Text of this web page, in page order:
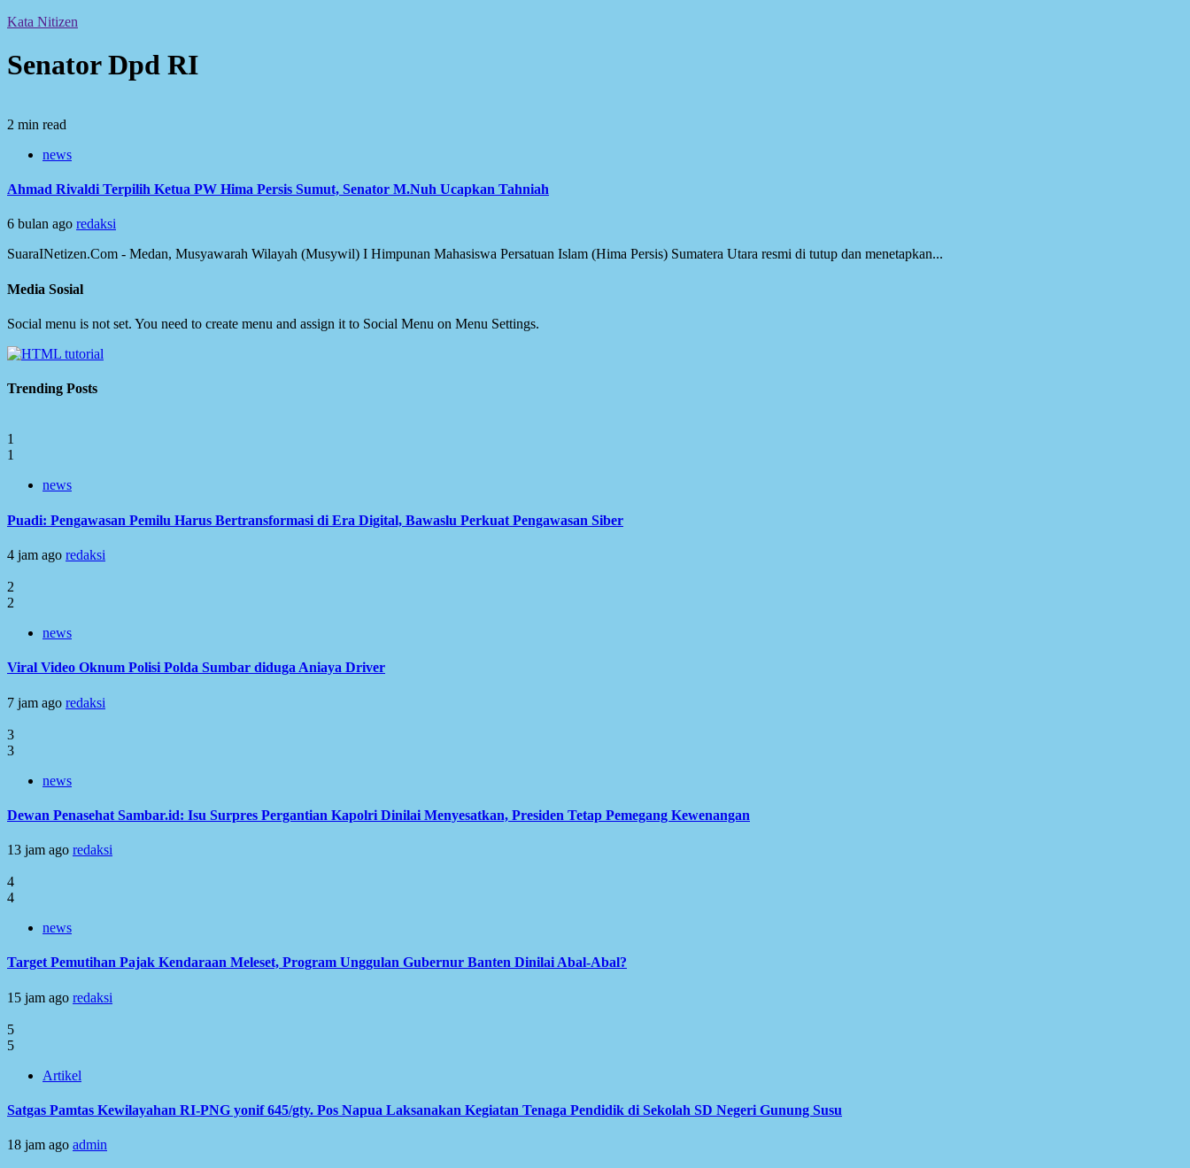
Kata Nitizen
Senator Dpd RI
2 min read
news
Ahmad Rivaldi Terpilih Ketua PW Hima Persis Sumut, Senator M.Nuh Ucapkan Tahniah
6 bulan ago redaksi
SuaraINetizen.Com - Medan, Musyawarah Wilayah (Musywil) I Himpunan Mahasiswa Persatuan Islam (Hima Persis) Sumatera Utara resmi di tutup dan menetapkan...
Media Sosial
Social menu is not set. You need to create menu and assign it to Social Menu on Menu Settings.
Trending Posts
1
1
news
Puadi: Pengawasan Pemilu Harus Bertransformasi di Era Digital, Bawaslu Perkuat Pengawasan Siber
4 jam ago redaksi
2
2
news
Viral Video Oknum Polisi Polda Sumbar diduga Aniaya Driver
7 jam ago redaksi
3
3
news
Dewan Penasehat Sambar.id: Isu Surpres Pergantian Kapolri Dinilai Menyesatkan, Presiden Tetap Pemegang Kewenangan
13 jam ago redaksi
4
4
news
Target Pemutihan Pajak Kendaraan Meleset, Program Unggulan Gubernur Banten Dinilai Abal-Abal?
15 jam ago redaksi
5
5
Artikel
Satgas Pamtas Kewilayahan RI-PNG yonif 645/gty. Pos Napua Laksanakan Kegiatan Tenaga Pendidik di Sekolah SD Negeri Gunung Susu
18 jam ago admin